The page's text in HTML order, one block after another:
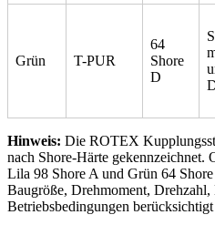
Grün T-PUR
64
Shore
D
Hinweis: Die ROTEX
nach Shore-Härte gekennzeichnet.
Lila 98 Shore A und Grün 64
Baugröße, Drehmoment,
Betriebsbedingungen